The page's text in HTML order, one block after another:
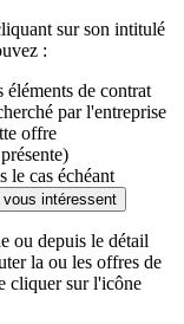
sur son intitulé
:
éléments de contrat
par l'entreprise
offre
le cas échéant
intéressent
ou depuis le détail
la ou les offres de
cliquer sur l'icône